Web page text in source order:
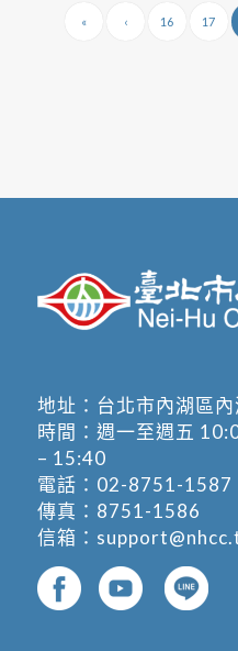
« ‹ 16 17
地址： 台北市內湖區
時間：週一至週五
– 15:40
電話： 02-8751-1587
傳真：8751-1586
信箱：